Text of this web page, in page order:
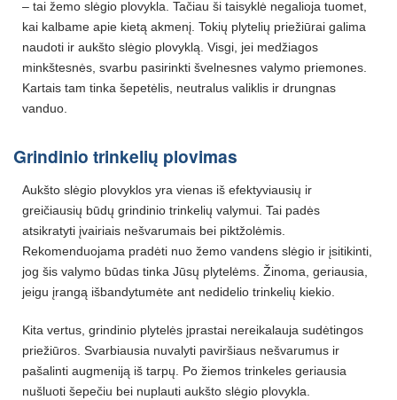
– tai žemo slėgio plovykla. Tačiau ši taisyklė negalioja tuomet,
kai kalbame apie kietą akmenį. Tokių plytelių priežiūrai galima
naudoti ir aukšto slėgio plovyklą. Visgi, jei medžiagos
minkštesnės, svarbu pasirinkti švelnesnes valymo priemones.
Kartais tam tinka šepetėlis, neutralus valiklis ir drungnas
vanduo.
Grindinio trinkelių plovimas
Aukšto slėgio plovyklos yra vienas iš efektyviausių ir
greičiausių būdų grindinio trinkelių valymui. Tai padės
atsikratyti įvairiais nešvarumais bei piktžolėmis.
Rekomenduojama pradėti nuo žemo vandens slėgio ir įsitikinti,
jog šis valymo būdas tinka Jūsų plytelėms. Žinoma, geriausia,
jeigu įrangą išbandytumėte ant nedidelio trinkelių kiekio.
Kita vertus, grindinio plytelės įprastai nereikalauja sudėtingos
priežiūros. Svarbiausia nuvalyti paviršiaus nešvarumus ir
pašalinti augmeniją iš tarpų. Po žiemos trinkeles geriausia
nušluoti šepečiu bei nuplauti aukšto slėgio plovykla.